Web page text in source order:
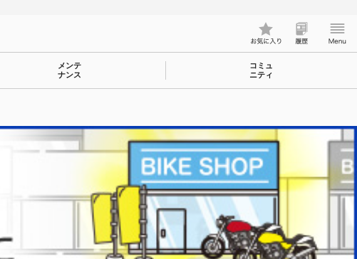
メンテ
ナンス
コミュ
ニティ